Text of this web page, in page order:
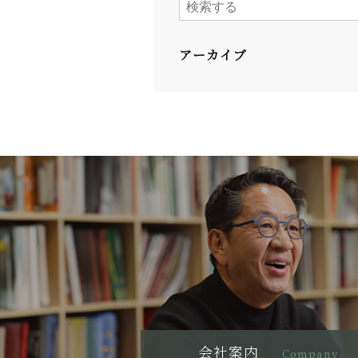
アーカイブ
会社案内 Company